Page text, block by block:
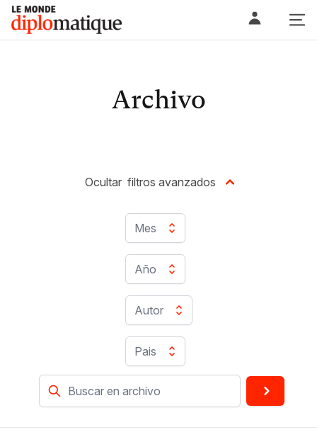
Skip
content
Le monde diplomatique
Archivo
Mes
Año
Autor
Pais
Ocultar filtros avanzados